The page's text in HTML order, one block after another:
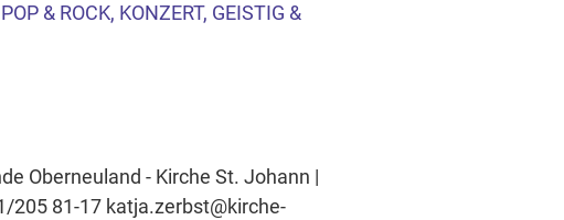
Aktivieren von
profilbasierter Werbung.
& ROCK, KONZERT, GEISTIG &
Oberneuland - Kirche St. Johann |
205 81-17 katja.zerbst@kirche-